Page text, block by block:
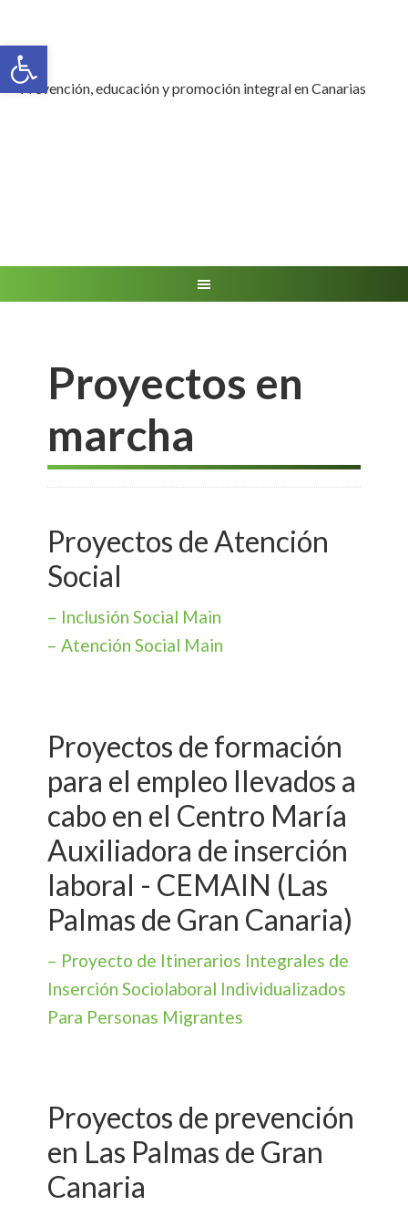
Abrir barra de herramientas
Prevención, educación y promoción integral en Canarias
Proyectos en
marcha
Proyectos de Atención
Social
– Inclusión Social Main
– Atención Social Main
Proyectos de formación
para el empleo llevados a
cabo en el Centro María
Auxiliadora de inserción
laboral - CEMAIN (Las
Palmas de Gran Canaria)
– Proyecto de Itinerarios Integrales de
Inserción Sociolaboral Individualizados
Para Personas Migrantes
Proyectos de prevención
en Las Palmas de Gran
Canaria